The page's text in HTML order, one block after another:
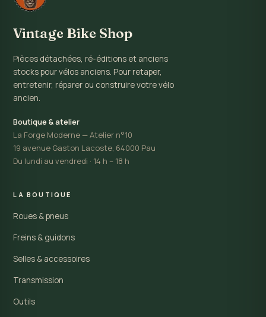
Vintage Bike Shop
Pièces détachées, ré-éditions et anciens
stocks pour vélos anciens. Pour retaper,
entretenir, réparer ou construire votre vélo
ancien.
Boutique & atelier
La Forge Moderne — Atelier n°10
19 avenue Gaston Lacoste, 64000 Pau
Du lundi au vendredi · 14 h – 18 h
LA BOUTIQUE
Roues & pneus
Freins & guidons
Selles & accessoires
Transmission
Outils